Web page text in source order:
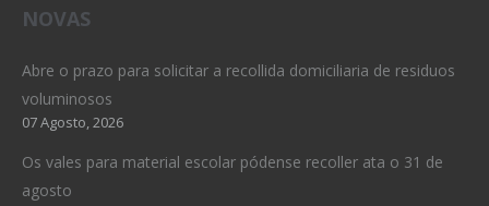
NOVAS
Abre o prazo para solicitar a recollida domiciliaria de residuos
voluminosos
07 Agosto, 2026
Os vales para material escolar pódense recoller ata o 31 de
agosto